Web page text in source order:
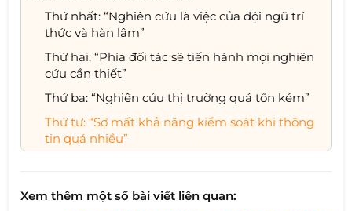
Thứ nhất: “Nghiên cứu là việc của đội ngũ trí
thức và hàn lâm”
Thứ hai: “Phía đối tác sẽ tiến hành mọi nghiên
cứu cần thiết”
Thứ ba: “Nghiên cứu thị trường quá tốn kém”
Thứ tư: “Sợ mất khả năng kiểm soát khi thông
tin quá nhiều”
Xem thêm một số bài viết liên quan: